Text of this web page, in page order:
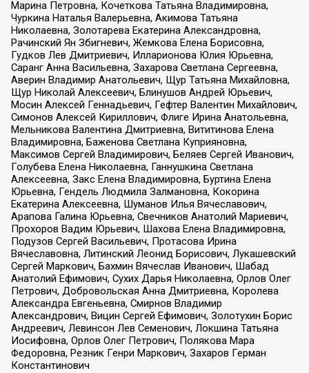
Марина Петровна, Кочеткова Татьяна Владимировна,
Чуркина Наталья Валерьевна, Акимова Татьяна
Николаевна, Золотарева Екатерина Александровна,
Рачинский Ян Збигневич, Жемкова Елена Борисовна,
Гудков Лев Дмитриевич, Илларионова Юлия Юрьевна,
Саранг Анна Васильевна, Захарова Светлана Сергеевна,
Аверин Владимир Анатольевич, Щур Татьяна Михайловна,
Щур Николай Алексеевич, Блинушов Андрей Юрьевич,
Мосин Алексей Геннадьевич, Гефтер Валентин Михайлович,
Симонов Алексей Кириллович, Флиге Ирина Анатольевна,
Мельникова Валентина Дмитриевна, Вититинова Елена
Владимировна, Баженова Светлана Куприяновна,
Максимов Сергей Владимирович, Беляев Сергей Иванович,
Голубева Елена Николаевна, Ганнушкина Светлана
Алексеевна, Закс Елена Владимировна, Буртина Елена
Юрьевна, Гендель Людмила Залмановна, Кокорина
Екатерина Алексеевна, Шуманов Илья Вячеславович,
Арапова Галина Юрьевна, Свечников Анатолий Мариевич,
Прохоров Вадим Юрьевич, Шахова Елена Владимировна,
Подузов Сергей Васильевич, Протасова Ирина
Вячеславовна, Литинский Леонид Борисович, Лукашевский
Сергей Маркович, Бахмин Вячеслав Иванович, Шабад
Анатолий Ефимович, Сухих Дарья Николаевна, Орлов Олег
Петрович, Добровольская Анна Дмитриевна, Королева
Александра Евгеньевна, Смирнов Владимир
Александрович, Вицин Сергей Ефимович, Золотухин Борис
Андреевич, Левинсон Лев Семенович, Локшина Татьяна
Иосифовна, Орлов Олег Петрович, Полякова Мара
Федоровна, Резник Генри Маркович, Захаров Герман
Константинович